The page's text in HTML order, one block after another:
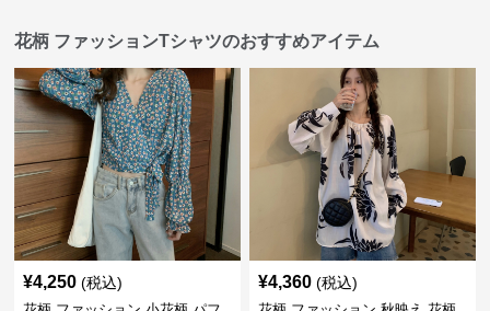
花柄 ファッションTシャツのおすすめアイテム
¥4,250 (税込) ¥4,360 (税込)